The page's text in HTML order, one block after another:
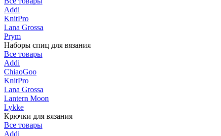
Addi
KnitPro
Lana Grossa
Prym
Наборы спиц для вязания
Все товары
Addi
ChiaoGoo
KnitPro
Lana Grossa
Lantern Moon
Lykke
Крючки для вязания
Все товары
Addi